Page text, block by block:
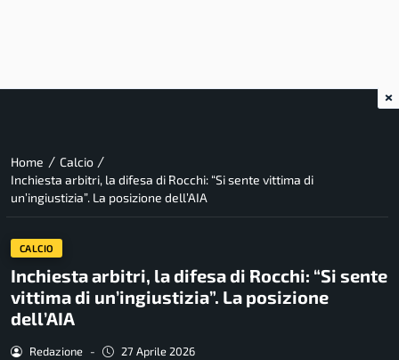
Home / Calcio /
Inchiesta arbitri, la difesa di Rocchi: “Si sente vittima di
un’ingiustizia”. La posizione dell’AIA
CALCIO
Inchiesta arbitri, la difesa di Rocchi: “Si sente
vittima di un’ingiustizia”. La posizione
dell’AIA
Redazione - 27 Aprile 2026
×